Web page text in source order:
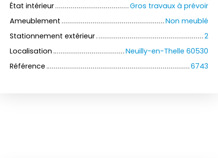
État intérieur
Gros travaux à prévoir
Ameublement
Non meublé
Stationnement extérieur
2
Localisation
Neuilly-en-Thelle 60530
Référence
6743